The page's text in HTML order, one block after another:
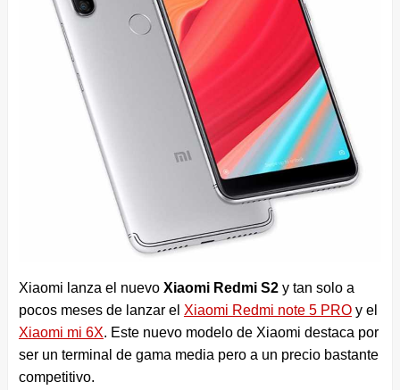
Xiaomi lanza el nuevo Xiaomi Redmi S2y tan solo a
pocos meses de lanzar el Xiaomi Redmi note 5 PROy el
Xiaomi mi 6X. Este nuevo modelo de Xiaomi destaca por
ser un terminal de gama media pero a un precio bastante
competitivo.